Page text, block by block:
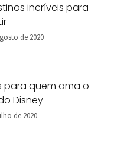
incríveis para
de 2020
para quem ama o
Disney
de 2020